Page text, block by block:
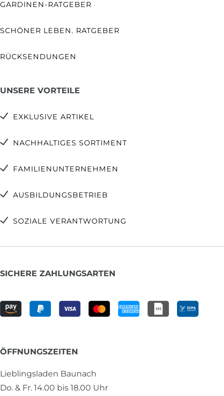
GARDINEN-RATGEBER
SCHÖNER LEBEN. RATGEBER
RÜCKSENDUNGEN
UNSERE VORTEILE
EXKLUSIVE ARTIKEL
NACHHALTIGES SORTIMENT
FAMILIENUNTERNEHMEN
AUSBILDUNGSBETRIEB
SOZIALE VERANTWORTUNG
SICHERE ZAHLUNGSARTEN
ÖFFNUNGSZEITEN
Lieblingsladen Baunach
Do. & Fr. 14.00 bis 18.00 Uhr